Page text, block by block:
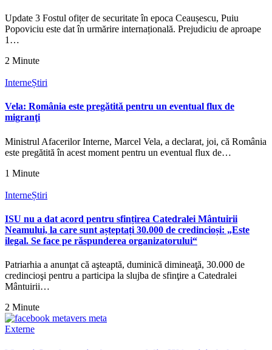
Update 3 Fostul ofițer de securitate în epoca Ceaușescu, Puiu
Popoviciu este dat în urmărire internațională. Prejudiciu de aproape
1…
2 Minute
InterneȘtiri
Vela: România este pregătită pentru un eventual flux de
migranţi
Ministrul Afacerilor Interne, Marcel Vela, a declarat, joi, că România
este pregătită în acest moment pentru un eventual flux de…
1 Minute
InterneȘtiri
ISU nu a dat acord pentru sfințirea Catedralei Mântuirii
Neamului, la care sunt așteptați 30.000 de credincioși: „Este
ilegal. Se face pe răspunderea organizatorului“
Patriarhia a anunţat că aşteaptă, duminică dimineaţă, 30.000 de
credincioşi pentru a participa la slujba de sfinţire a Catedralei
Mântuirii…
2 Minute
Externe